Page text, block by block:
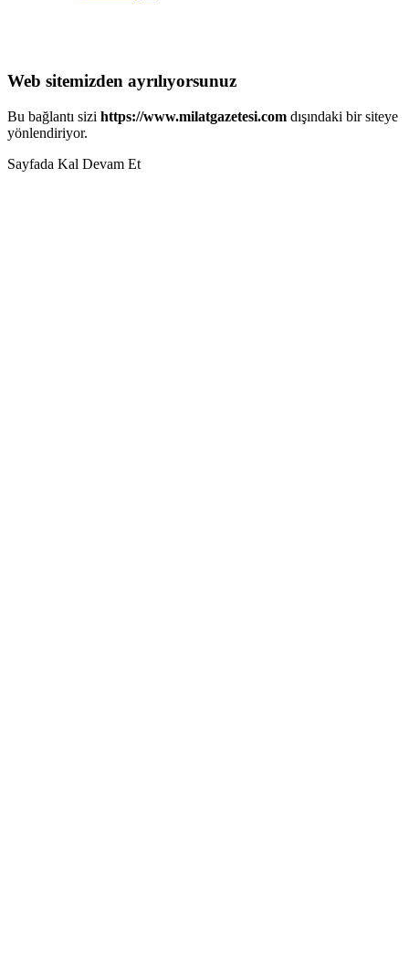
Web sitemizden ayrılıyorsunuz
Bu bağlantı sizi https://www.milatgazetesi.com dışındaki bir siteye
yönlendiriyor.
Sayfada Kal Devam Et